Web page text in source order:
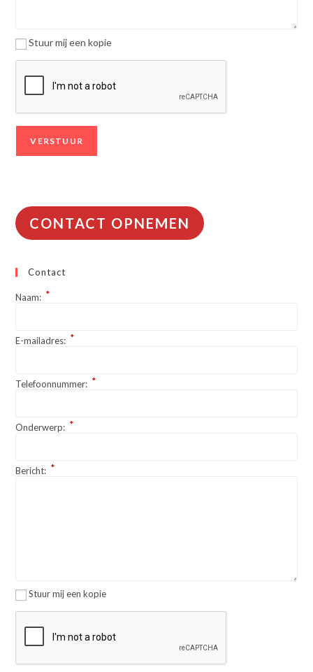
Stuur mij een kopie
CONTACT OPNEMEN
Contact
Naam: *
E-mailadres: *
Telefoonnummer: *
Onderwerp: *
Bericht: *
Stuur mij een kopie